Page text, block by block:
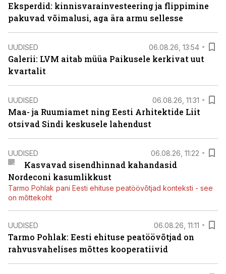
Eksperdid: kinnisvarainvesteering ja flippimine
pakuvad võimalusi, aga ära armu sellesse
UUDISED 06.08.26, 13:54
Galerii: LVM aitab müüa Paikusele kerkivat uut
kvartalit
UUDISED 06.08.26, 11:31
Maa- ja Ruumiamet ning Eesti Arhitektide Liit
otsivad Sindi keskusele lahendust
UUDISED 06.08.26, 11:22
Kasvavad sisendhinnad kahandasid
Nordeconi kasumlikkust
Tarmo Pohlak pani Eesti ehituse peatöövõtjad konteksti - see
on mõttekoht
UUDISED 06.08.26, 11:11
Tarmo Pohlak: Eesti ehituse peatöövõtjad on
rahvusvahelises mõttes kooperatiivid